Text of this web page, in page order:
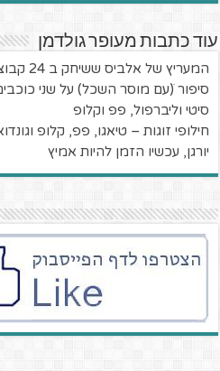
עוד כתבות מעופר גולדמן
המעריץ של אלביס ששיחק ב 24 קבוצות
סיפור ׁ(עם מוסר השכל) על שני
סיטי וליברפול, פפ וקלופ
חילופי זוגות – טיאגו, פפ, קלופ
יורגן, עכשיו הזמן להיות אמיץ